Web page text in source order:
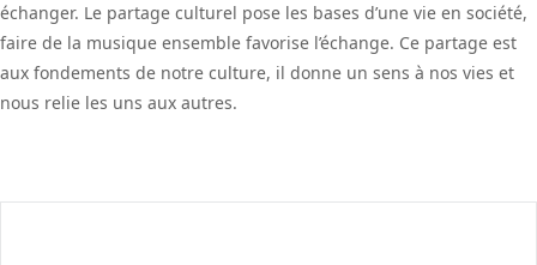
échanger. Le partage culturel pose les bases d’une vie en société,
faire de la musique ensemble favorise l’échange. Ce partage est
aux fondements de notre culture, il donne un sens à nos vies et
nous relie les uns aux autres.